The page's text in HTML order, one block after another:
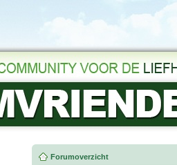
Forumoverzicht